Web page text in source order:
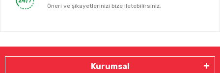
Öneri ve şikayetlerinizi bize iletebilirsiniz.
Kurumsal